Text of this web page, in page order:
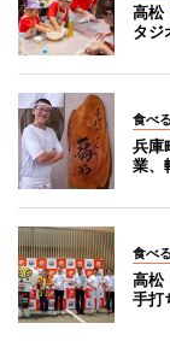
高松
タジ
食べる
兵庫
業、
食べる
高松
手打